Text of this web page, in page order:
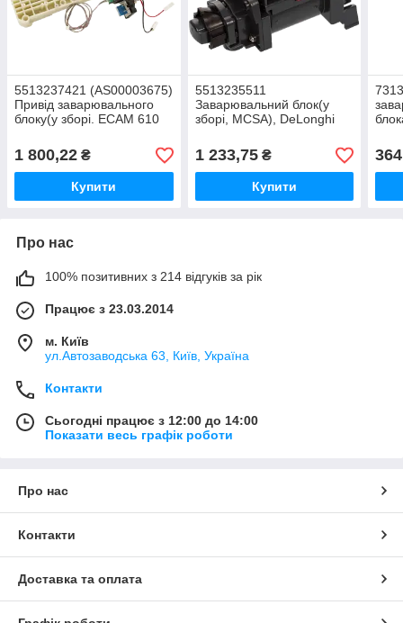
5513237421 (AS00003675)
Привід заварювального
блоку(у зборі. ECAM 610
1 800,22 ₴
Купити
5513235511
Заварювальний блок(у
зборі, MCSA), DeLonghi
1 233,75₴
Купити
Про нас
100% позитивних з 214 відгуків за рік
Працює з 23.03.2014
м. Київ
ул.Автозаводська 63, Київ, Україна
Контакти
Сьогодні працює з 12:00 до 14:00
Показати весь графік роботи
Про нас
Контакти
Доставка та оплата